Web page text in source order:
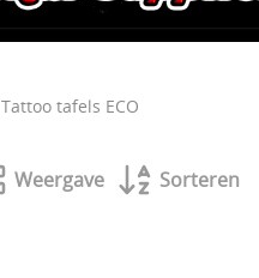
Tattoo tafels ECO
Weergave Sorteren